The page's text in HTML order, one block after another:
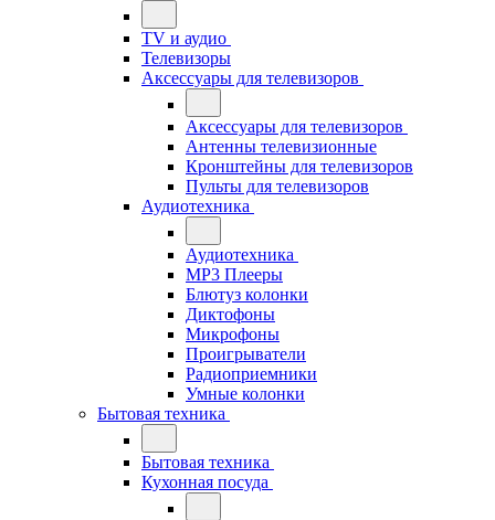
TV и аудио
Телевизоры
Аксессуары для телевизоров
Аксессуары для телевизоров
Антенны телевизионные
Кронштейны для телевизоров
Пульты для телевизоров
Аудиотехника
Аудиотехника
MP3 Плееры
Блютуз колонки
Диктофоны
Микрофоны
Проигрыватели
Радиоприемники
Умные колонки
Бытовая техника
Бытовая техника
Кухонная посуда